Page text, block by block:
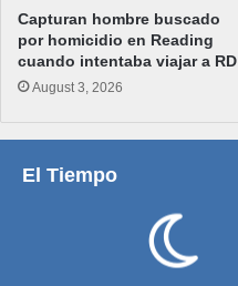
Capturan hombre buscado
por homicidio en Reading
cuando intentaba viajar a RD
August 3, 2026
El Tiempo